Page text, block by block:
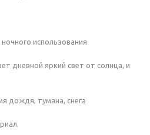
использования
дневной яркий свет от солнца, и
дождя, тумана, снега